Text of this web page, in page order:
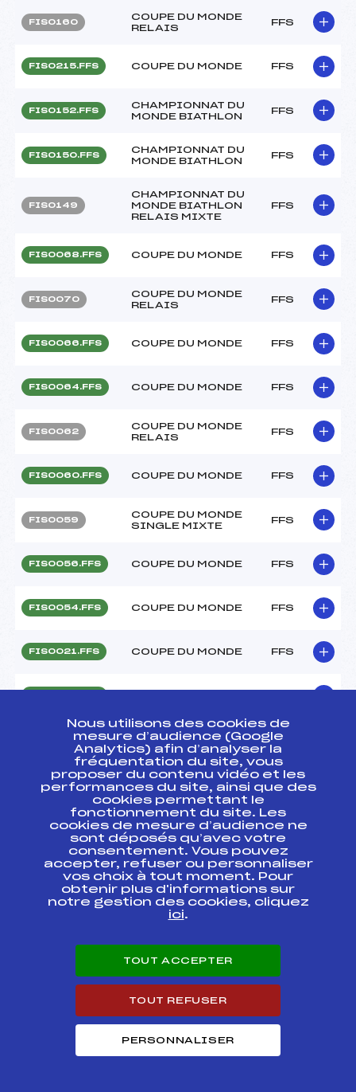
FIS0160
COUPE DU MONDE
RELAIS
FFS
FIS0215.FFS COUPE DU MONDE FFS
FIS0152.FFS
CHAMPIONNAT DU
MONDE BIATHLON
FFS
FIS0150.FFS
CHAMPIONNAT DU
MONDE BIATHLON
FFS
FIS0149
CHAMPIONNAT DU
MONDE BIATHLON
RELAIS MIXTE
FFS
FIS0068.FFS COUPE DU MONDE FFS
FIS0070
COUPE DU MONDE
RELAIS
FFS
FIS0066.FFS COUPE DU MONDE FFS
FIS0064.FFS COUPE DU MONDE FFS
FIS0062
COUPE DU MONDE
RELAIS
FFS
FIS0060.FFS COUPE DU MONDE FFS
FIS0059
COUPE DU MONDE
SINGLE MIXTE
FFS
FIS0056.FFS COUPE DU MONDE FFS
FIS0054.FFS COUPE DU MONDE FFS
FIS0021.FFS COUPE DU MONDE FFS
FIS0017.FFS COUPE DU MONDE FFS
FIS0015
COUPE DU MONDE
RELAIS
FFS
FIS0013.FFS COUPE DU MONDE FFS
FIS0011.FFS COUPE DU MONDE
COUPE DU MONDE
RELAIS
COUPE DU MONDE
COUPE DU MONDE
Nous utilisons des cookies de
mesure d’audience (Google
Analytics) afin d’analyser la
fréquentation du site, vous
proposer du contenu vidéo et les
performances du site, ainsi que des
cookies permettant le
fonctionnement du site. Les
cookies de mesure d’audience ne
sont déposés qu’avec votre
consentement. Vous pouvez
accepter, refuser ou personnaliser
vos choix à tout moment. Pour
obtenir plus d'informations sur
notre gestion des cookies, cliquez
ici.
TOUT ACCEPTER
TOUT REFUSER
PERSONNALISER